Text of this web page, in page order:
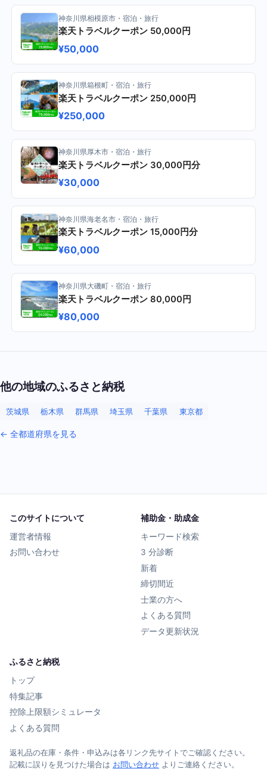
神奈川県相模原市・宿泊・旅行
楽天トラベルクーポン 50,000円
¥50,000
神奈川県箱根町・宿泊・旅行
楽天トラベルクーポン 250,000円
¥250,000
神奈川県厚木市・宿泊・旅行
楽天トラベルクーポン 30,000円分
¥30,000
神奈川県海老名市・宿泊・旅行
楽天トラベルクーポン 15,000円分
¥60,000
神奈川県大磯町・宿泊・旅行
楽天トラベルクーポン 80,000円
¥80,000
他の地域のふるさと納税
茨城県 栃木県 群馬県 埼玉県 千葉県 東京都
← 全都道府県を見る
このサイトについて
運営者情報
お問い合わせ
補助金・助成金
キーワード検索
3 分診断
新着
締切間近
士業の方へ
よくある質問
データ更新状況
ふるさと納税
トップ
特集記事
控除上限額シミュレータ
よくある質問
返礼品の在庫・条件・申込みは各リンク先サイトでご確認ください。
記載に誤りを見つけた場合は お問い合わせ よりご連絡ください。